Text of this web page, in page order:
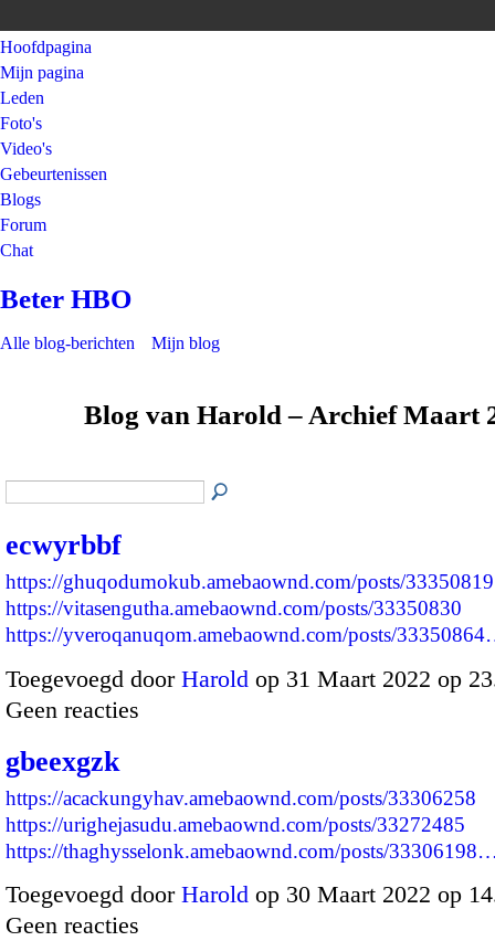
Hoofdpagina
Mijn pagina
Leden
Foto's
Video's
Gebeurtenissen
Blogs
Forum
Chat
Beter HBO
Alle blog-berichten Mijn blog
Blog van Harold – Archief Maart
ecwyrbbf
https://ghuqodumokub.amebaownd.com/posts/33350819
https://vitasengutha.amebaownd.com/posts/33350830
https://yveroqanuqom.amebaownd.com/posts/
Toegevoegd door Harold op 31 Maart 2022 op
Geen reacties
gbeexgzk
https://acackungyhav.amebaownd.com/posts/33306258
https://urighejasudu.amebaownd.com/posts/33272485
https://thaghysselonk.amebaownd.com/posts/
Toegevoegd door Harold op 30 Maart 2022 op
Geen reacties